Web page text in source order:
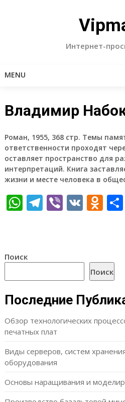
Интернет-
MENU
Владимир
Роман, 1955, 368 стр. Темы
ответственности проходят
оставляет пространство для
интерпретаций. Книга
жизни и месте человека в
WhatsApp
Telegram
Viber
VK
Поиск
Поиск
Последние
Обзор технологических
печатных плат
Виды серверов, систем
оборудования
Основы наращивания и